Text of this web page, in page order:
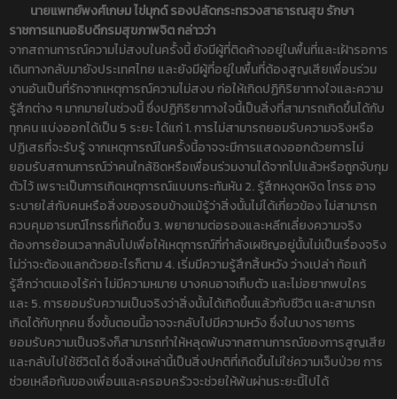
นายแพทย์พงศ์เกษม ไข่มุกด์ รองปลัดกระทรวงสาธารณสุข รักษา
ราชการแทนอธิบดีกรมสุขภาพจิต กล่าวว่า
จากสถานการณ์ความไม่สงบในครั้งนี้ ยังมีผู้ที่ติดค้างอยู่ในพื้นที่และเฝ้ารอการ
เดินทางกลับมายังประเทศไทย และยังมีผู้ที่อยู่ในพื้นที่ต้องสูญเสียเพื่อนร่วม
งานอันเป็นที่รักจากเหตุการณ์ความไม่สงบ ก่อให้เกิดปฏิกิริยาทางใจและความ
รู้สึกต่าง ๆ มากมายในช่วงนี้ ซึ่งปฏิกิริยาทางใจนี้เป็นสิ่งที่สามารถเกิดขึ้นได้กับ
ทุกคน แบ่งออกได้เป็น 5 ระยะ ได้แก่ 1. การไม่สามารถยอมรับความจริงหรือ
ปฏิเสธที่จะรับรู้ จากเหตุการณ์ในครั้งนี้อาจจะมีการแสดงออกด้วยการไม่
ยอมรับสถานการณ์ว่าคนใกล้ชิดหรือเพื่อนร่วมงานได้จากไปแล้วหรือถูกจับกุม
ตัวไว้ เพราะเป็นการเกิดเหตุการณ์แบบกระทันหัน 2. รู้สึกหงุดหงิด โกรธ อาจ
ระบายใส่กับคนหรือสิ่งของรอบข้างแม้รู้ว่าสิ่งนั้นไม่ได้เกี่ยวข้อง ไม่สามารถ
ควบคุมอารมณ์โกรธที่เกิดขึ้น 3. พยายามต่อรองและหลีกเลี่ยงความจริง
ต้องการย้อนเวลากลับไปเพื่อให้เหตุการณ์ที่กำลังเผชิญอยู่นั้นไม่เป็นเรื่องจริง
ไม่ว่าจะต้องแลกด้วยอะไรก็ตาม 4. เริ่มมีความรู้สึกสิ้นหวัง ว่างเปล่า ท้อแท้
รู้สึกว่าตนเองไร้ค่า ไม่มีความหมาย บางคนอาจเก็บตัว และไม่อยากพบใคร
และ 5. การยอมรับความเป็นจริงว่าสิ่งนั้นได้เกิดขึ้นแล้วกับชีวิต และสามารถ
เกิดได้กับทุกคน ซึ่งขั้นตอนนี้อาจจะกลับไปมีความหวัง ซึ่งในบางรายการ
ยอมรับความเป็นจริงก็สามารถทำให้หลุดพ้นจากสถานการณ์ของการสูญเสีย
และกลับไปใช้ชีวิตได้ ซึ่งสิ่งเหล่านี้เป็นสิ่งปกติที่เกิดขึ้นไม่ใช่ความเจ็บป่วย การ
ช่วยเหลือกันของเพื่อนและครอบครัวจะช่วยให้พ้นผ่านระยะนี้ไปได้